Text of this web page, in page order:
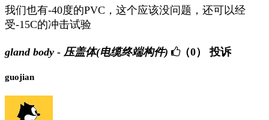
我们也有-40度的PVC，这个应该没问题，还可以经
受-15C的冲击试验
gland body - 压盖体(电缆终端构件) （0） 投诉
guojian